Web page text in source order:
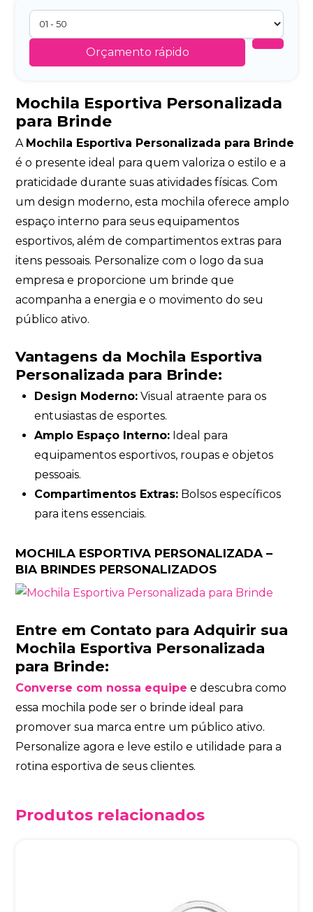
Orçamento rápido
Mochila Esportiva Personalizada
para Brinde
A Mochila Esportiva Personalizada para Brinde
é o presente ideal para quem valoriza o estilo e a
praticidade durante suas atividades físicas. Com
um design moderno, esta mochila oferece amplo
espaço interno para seus equipamentos
esportivos, além de compartimentos extras para
itens pessoais. Personalize com o logo da sua
empresa e proporcione um brinde que
acompanha a energia e o movimento do seu
público ativo.
Vantagens da Mochila Esportiva
Personalizada para Brinde:
Design Moderno:Visual atraente para os
entusiastas de esportes.
Amplo Espaço Interno:Ideal para
equipamentos esportivos, roupas e objetos
pessoais.
Compartimentos Extras:Bolsos específicos
para itens essenciais.
MOCHILA ESPORTIVA PERSONALIZADA –
BIA BRINDES PERSONALIZADOS
Entre em Contato para Adquirir sua
Mochila Esportiva Personalizada
para Brinde:
Converse com nossa equipe e descubra como
essa mochila pode ser o brinde ideal para
promover sua marca entre um público ativo.
Personalize agora e leve estilo e utilidade para a
rotina esportiva de seus clientes.
Produtos relacionados